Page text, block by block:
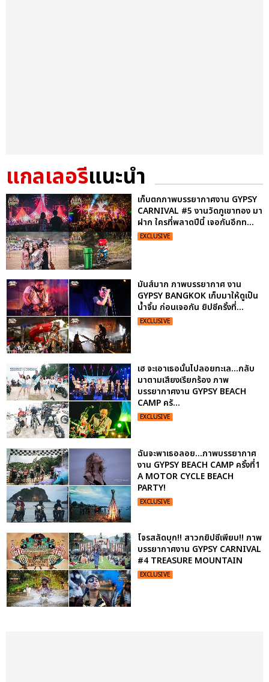
แกลเลอรีแนะนำ
เก็บตกภาพบรรยากาศงาน GYPSY
CARNIVAL #5 งานวัดภูเขาทอง มา
ฝาก ใครที่พลาดปีนี้ เจอกันอีกท...
EXCLUSIVE
มันส์มาก ภาพบรรยากาศ งาน
GYPSY BANGKOK เก็บมาให้ดูเป็น
น้ำจิ้ม ก่อนเจอกัน ยิปซีครั้งที่...
EXCLUSIVE
เฮ จะเอาเธอนั้นไปลอยทะเล...กลับ
มาตามเสียงเรียกร้อง ภาพ
บรรยากาศงาน GYPSY BEACH
CAMP ครั...
EXCLUSIVE
ฉันจะพาเธอลอย...ภาพบรรยากาศ
งาน GYPSY BEACH CAMP ครั้งที่1
A MOTOR CYCLE BEACH
PARTY!
EXCLUSIVE
โจรสลัดบุก!! สาวกยิปซีเพียบ!! ภาพ
บรรยากาศงาน GYPSY CARNIVAL
#4 TREASURE MOUNTAIN
EXCLUSIVE